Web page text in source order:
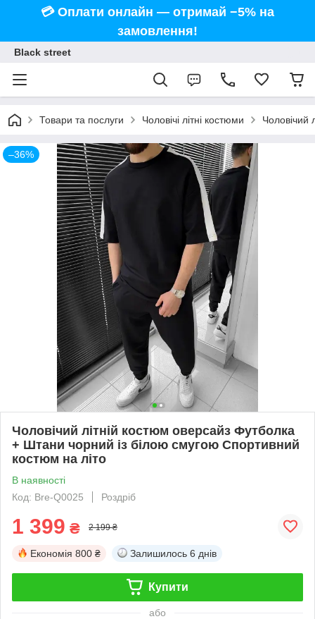
💳 Оплати онлайн — отримай −5% на
замовлення!
Black street
Товари та послуги Чоловічі літні костюми Чоловічий
–36%
Чоловічий літній костюм оверсайз Футболка
+ Штани чорний із білою смугою Спортивний
костюм на літо
В наявності
Код: Bre-Q0025
Роздріб
1 399 ₴ 2 199 ₴
Економія 800 ₴ Залишилось 6 днів
Купити
або